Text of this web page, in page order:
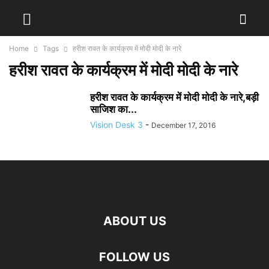
Home Tags हरीश रावत के कार्यक्रम में मोदी मोदी के नारे
हरीश रावत के कार्यक्रम में मोदी मोदी के नारे
हरीश रावत के कार्यक्रम में मोदी मोदी के नारे,बड़ी
साजिश का...
Vision Desk 3 - December 17, 2016
ABOUT US
FOLLOW US